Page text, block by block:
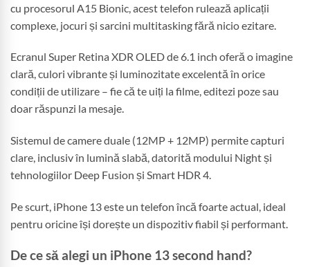
cu procesorul A15 Bionic, acest telefon rulează aplicații
complexe, jocuri și sarcini multitasking fără nicio ezitare.
Ecranul Super Retina XDR OLED de 6.1 inch oferă o imagine
clară, culori vibrante și luminozitate excelentă în orice
condiții de utilizare – fie că te uiți la filme, editezi poze sau
doar răspunzi la mesaje.
Sistemul de camere duale (12MP + 12MP) permite capturi
clare, inclusiv în lumină slabă, datorită modului Night și
tehnologiilor Deep Fusion și Smart HDR 4.
Pe scurt, iPhone 13 este un telefon încă foarte actual, ideal
pentru oricine își dorește un dispozitiv fiabil și performant.
De ce să alegi un iPhone 13 second hand?